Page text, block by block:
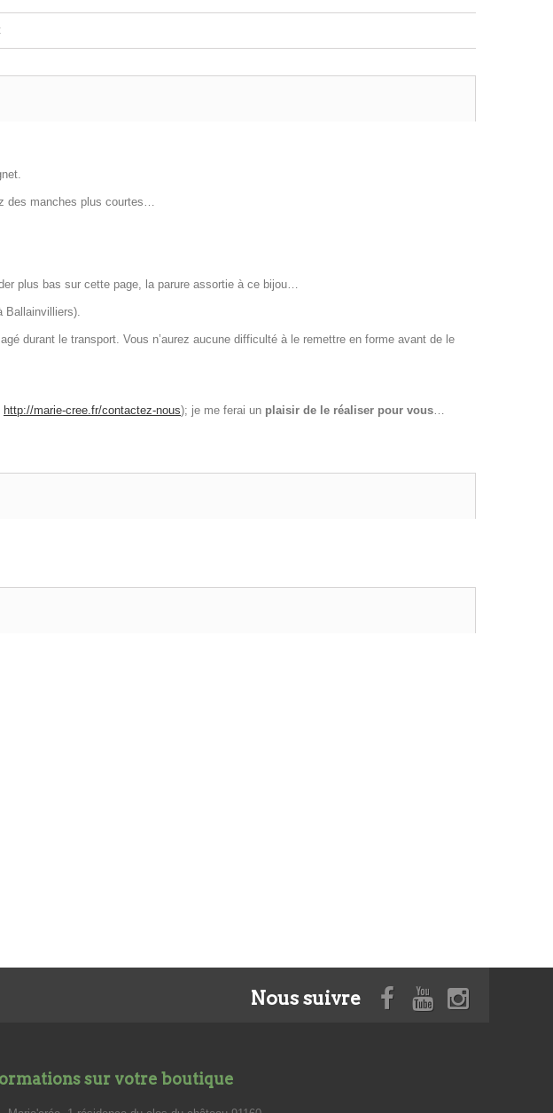
des manches plus courtes…
plus bas sur cette page, la parure assortie à ce bijou…
durant le transport. Vous n’aurez aucune difficulté à le remettre en forme avant de le
http://marie-cree.fr/contactez-nous); je me ferai un plaisir de le réaliser pour vous
Nous suivre
sur votre boutique